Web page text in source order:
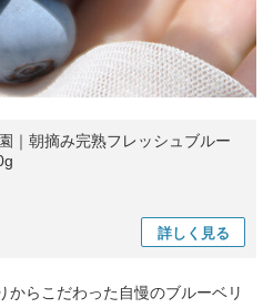
｜朝摘み完熟フレッシュブルー
詳しく 見る
からこだわった自慢のブルーベリ